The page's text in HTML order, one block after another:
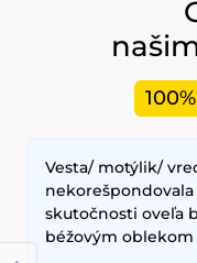
100%
Vesta/ motýlik/
skutočnosti oveľa
béžovým oblekom